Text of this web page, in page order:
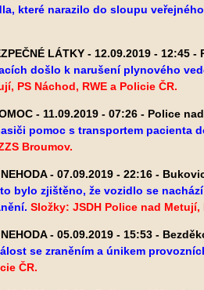
které narazilo do sloupu
LÁTKY - 12.09.2019 - 12:45
došlo k narušení plynového
PS Náchod, RWE a Policie ČR.
- 11.09.2019 - 07:26 - Police
pomoc s transportem pacienta
Broumov.
NEHODA - 07.09.2019 - 22:16 -
bylo zjištěno, že vozidlo se
Složky: JSDH Police nad Metují,
NEHODA - 05.09.2019 - 15:53 -
se zraněním a únikem
ČR.